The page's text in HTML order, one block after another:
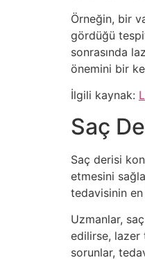
Örneğin, bir
gördüğü
sonrasında
önemini bir
İlgili kaynak:
Saç
Saç derisi
etmesini
tedavisinin en
Uzmanlar,
edilirse, lazer
sorunlar,